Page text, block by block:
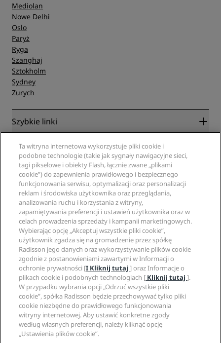
Mediolan
Nowe Delhi
Oslo
Paryż
Ryga
Szanghaj
Sztokholm
Sydney
Zurych
Szybkie linki
Radisson Rewards
Gwarancja najlepszej ceny online
Blog
Cele podróży
Nowe i zapowiadane hotele
Aplikacja Radisson Hotels
Hotele z certyfikatem Sports Approved
Hotele przyjazne dla rodzin
Zdrowie i bezpieczeństwo
Specjaliści ds. podróży
Partnerzy
Agencje turystyczne
Witryna korporacyjna
Radisson Hotel Group
Media
Kariery w RHG
Kariery w PPHE
Kariera EHL
The Club by RHG
Współpraca
Odpowiedzialny biznes
Zaopatrzenie
Informacje prawne
Centrum prywatności
Informacje prawne
Regulamin Radisson Rewards
Umowa dotycząca korzystania z witryny
Dostępność cyfrowa
Oświadczenie dotyczące współczesnego niewolnictwa
Pomoc
Ostrzeżenia dla klientów
Kontakt
Najczęściej zadawane pytania
Mapa witryny
Media społecznościowe
Marki Radisson Hotels
Ta witryna internetowa wykorzystuje pliki cookie i
podobne technologie (takie jak sygnały nawigacyjne sieci,
tagi pikselowe i obiekty Flash, łącznie zwane „plikami
cookie”) do zapewnienia prawidłowego i bezpiecznego
funkcjonowania serwisu, optymalizacji oraz personalizacji
reklam i środowiska użytkownika oraz przeglądania,
analizowania ruchu i korzystania z witryny,
zapamiętywania preferencji i ustawień użytkownika oraz w
celach prowadzenia sprzedaży i kampanii marketingowych.
Wybierając opcję „Akceptuj wszystkie pliki cookie”,
użytkownik zgadza się na gromadzenie przez spółkę
Radisson jego danych oraz wykorzystywanie plików cookie
zgodnie z postanowieniami zawartymi w Informacji o
ochronie prywatności [I Kliknij tutaj] oraz Informacje o
plikach cookie i podobnych technologiach [ Kliknij tutaj].
W przypadku wybrania opcji „Odrzuć wszystkie pliki
cookie”, spółka Radisson będzie przechowywać tylko pliki
cookie niezbędne do prawidłowego funkcjonowania
witryny internetowej. Aby ustawić konkretne zgody
według własnych preferencji, należy kliknąć opcję
„Ustawienia plików cookie”.